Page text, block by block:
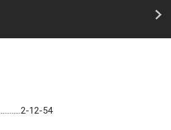
12-54